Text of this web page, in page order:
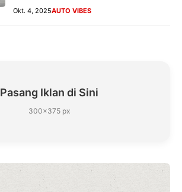
Okt. 4, 2025AUTO VIBES
Pasang Iklan di Sini
300×375 px